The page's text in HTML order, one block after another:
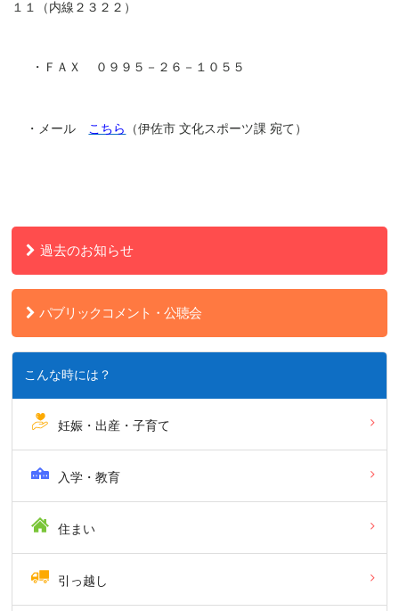
１１（内線２３２２）
・ＦＡＸ ０９９５－２６－１０５５
・メール こちら （伊佐市 文化スポーツ課 宛て）
過去のお知らせ
パブリックコメント・公聴会
こんな時には？
妊娠・出産・子育て
入学・教育
住まい
引っ越し